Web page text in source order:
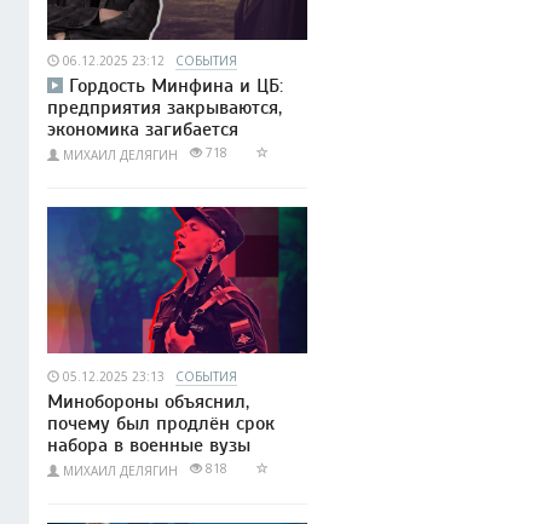
06.12.2025 23:12 СОБЫТИЯ
Гордость Минфина и ЦБ:
предприятия закрываются,
экономика загибается
МИХАИЛ ДЕЛЯГИН 718
05.12.2025 23:13 СОБЫТИЯ
Минобороны объяснил,
почему был продлён срок
набора в военные вузы
МИХАИЛ ДЕЛЯГИН 818